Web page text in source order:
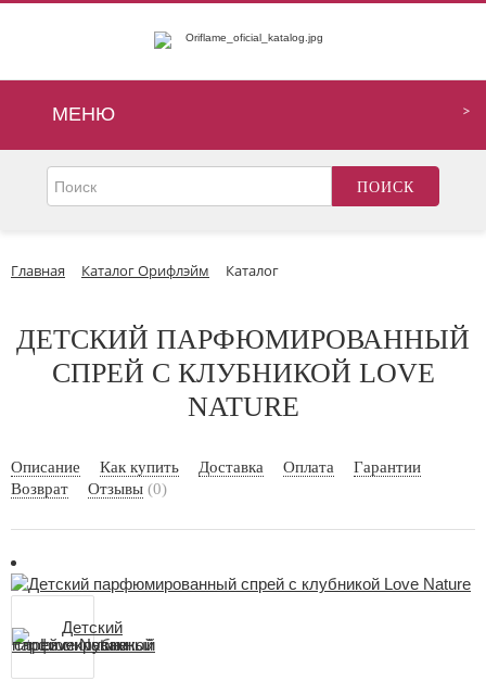
МЕНЮ
Главная Каталог Орифлэйм Каталог
ДЕТСКИЙ ПАРФЮМИРОВАННЫЙ
СПРЕЙ С КЛУБНИКОЙ LOVE
NATURE
Описание Как купить Доставка Оплата
Гарантии
Возврат
Отзывы (0)